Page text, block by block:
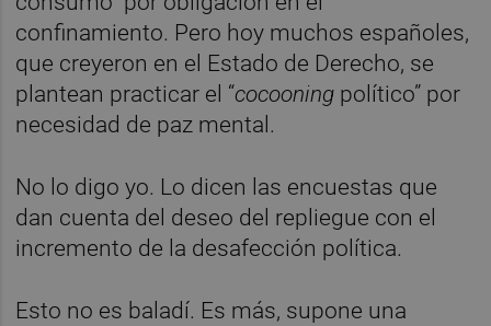
confinamiento. Pero hoy muchos españoles,
que creyeron en el Estado de Derecho, se
plantean practicar el “cocooning político” por
necesidad de paz mental.
No lo digo yo. Lo dicen las encuestas que
dan cuenta del deseo del repliegue con el
incremento de la desafección política.
Esto no es baladí. Es más, supone una